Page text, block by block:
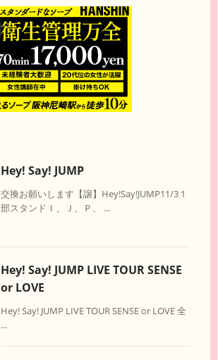
Hey! Say! JUMP
交換お願いします【譲】Hey!Say!JUMP11/3 1
部スタンドＩ、Ｊ、Ｐ、 ...
Hey! Say! JUMP LIVE TOUR SENSE
or LOVE
Hey! Say! JUMP LIVE TOUR SENSE or LOVE 全
...